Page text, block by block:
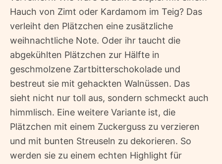
Hauch von Zimt oder Kardamom im Teig? Das
verleiht den Plätzchen eine zusätzliche
weihnachtliche Note. Oder ihr taucht die
abgekühlten Plätzchen zur Hälfte in
geschmolzene Zartbitterschokolade und
bestreut sie mit gehackten Walnüssen. Das
sieht nicht nur toll aus, sondern schmeckt auch
himmlisch. Eine weitere Variante ist, die
Plätzchen mit einem Zuckerguss zu verzieren
und mit bunten Streuseln zu dekorieren. So
werden sie zu einem echten Highlight für